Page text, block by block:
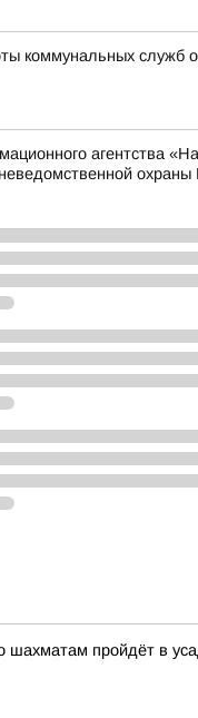
коммунальных служб
агентства
охраны
пройдёт в